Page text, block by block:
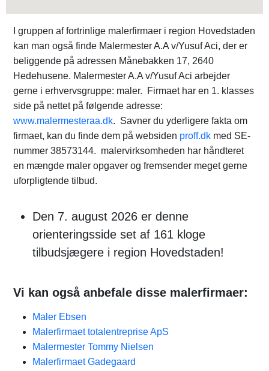
I gruppen af fortrinlige malerfirmaer i region Hovedstaden
kan man også finde Malermester A.A v/Yusuf Aci, der er
beliggende på adressen Månebakken 17, 2640
Hedehusene. Malermester A.A v/Yusuf Aci arbejder
gerne i erhvervsgruppe: maler. Firmaet har en 1. klasses
side på nettet på følgende adresse:
www.malermesteraa.dk. Savner du yderligere fakta om
firmaet, kan du finde dem på websiden proff.dk med SE-
nummer 38573144. malervirksomheden har håndteret
en mængde maler opgaver og fremsender meget gerne
uforpligtende tilbud.
Den 7. august 2026 er denne
orienteringsside set af 161 kloge
tilbudsjægere i region Hovedstaden!
Vi kan også anbefale disse malerfirmaer:
Maler Ebsen
Malerfirmaet totalentreprise​ ApS
Malermester Tommy Nielsen
Malerfirmaet Gadegaard